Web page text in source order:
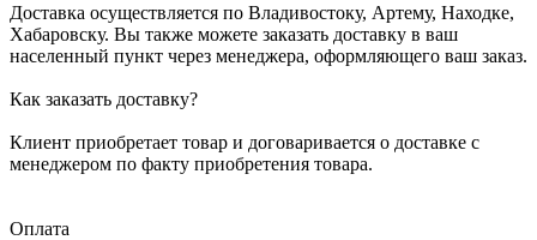
Доставка осуществляется по Владивостоку, Артему, Находке,
Хабаровску. Вы также можете заказать доставку в ваш
населенный пункт через менеджера, оформляющего ваш заказ.
Как заказать доставку?
Клиент приобретает товар и договаривается о доставке с
менеджером по факту приобретения товара.
Оплата